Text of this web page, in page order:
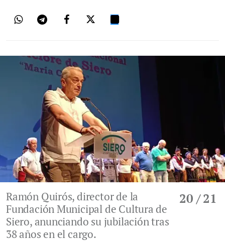
20 / 21
Ramón Quirós, director de la
Fundación Municipal de Cultura de
Siero, anunciando su jubilación tras
38 años en el cargo.